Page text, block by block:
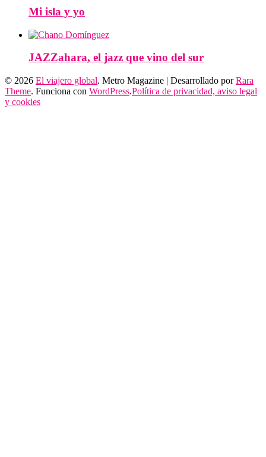
Mi isla y yo
JAZZahara, el jazz que vino del sur
© 2026 El viajero global. Metro Magazine | Desarrollado porRara
Theme. Funciona con WordPress.Política de privacidad, aviso legal
y cookies